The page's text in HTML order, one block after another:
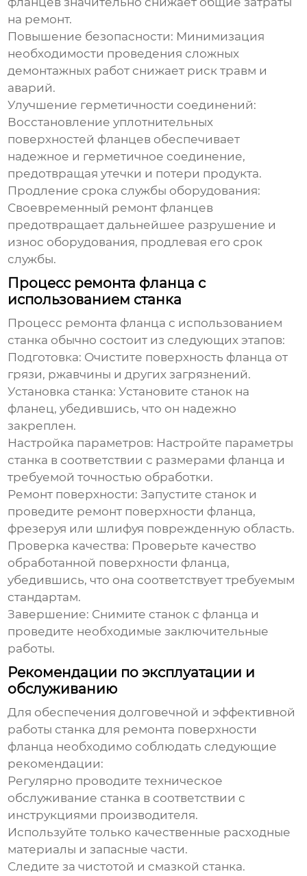
на ремонт.
Повышение безопасности: Минимизация
необходимости проведения сложных
демонтажных работ снижает риск травм и
аварий.
Улучшение герметичности соединений:
Восстановление уплотнительных
поверхностей фланцев обеспечивает
надежное и герметичное соединение,
предотвращая утечки и потери продукта.
Продление срока службы оборудования:
Своевременный ремонт фланцев
предотвращает дальнейшее разрушение и
износ оборудования, продлевая его срок
службы.
Процесс ремонта фланца с
использованием станка
Процесс ремонта фланца с использованием
станка обычно состоит из следующих этапов:
Подготовка: Очистите поверхность фланца от
грязи, ржавчины и других загрязнений.
Установка станка: Установите станок на
фланец, убедившись, что он надежно
закреплен.
Настройка параметров: Настройте параметры
станка в соответствии с размерами фланца и
требуемой точностью обработки.
Ремонт поверхности: Запустите станок и
проведите ремонт поверхности фланца,
фрезеруя или шлифуя поврежденную область.
Проверка качества: Проверьте качество
обработанной поверхности фланца,
убедившись, что она соответствует требуемым
стандартам.
Завершение: Снимите станок с фланца и
проведите необходимые заключительные
работы.
Рекомендации по эксплуатации и
обслуживанию
Для обеспечения долговечной и эффективной
работы станка для ремонта поверхности
фланца необходимо соблюдать следующие
рекомендации:
Регулярно проводите техническое
обслуживание станка в соответствии с
инструкциями производителя.
Используйте только качественные расходные
материалы и запасные части.
Следите за чистотой и смазкой станка.